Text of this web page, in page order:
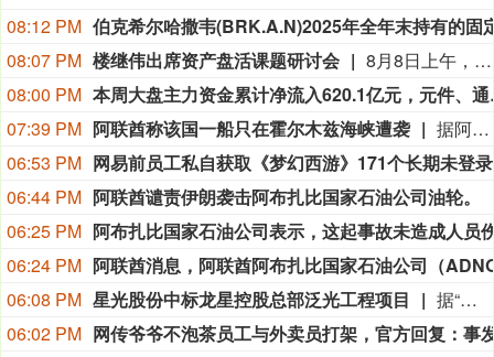
08:12 PM
08:07 PM 楼继伟出席资产盘活课题研讨会
8月8日上午，全球财富管理论坛在京召开“地方国有存量资产盘活进展、难点与策略”课题研讨会，楼继伟出席会议并做总结发言。楼继伟在发言中表示，盘活国有资产既是近期的当务之急，也是一项长期性的战略任务。当前我国GDP平减指数阶段性承压走低，财政维持紧平衡格局的压力持续攀升；我国税收结构以间接税为主体，税收收入增速显著弱于名义GDP增速，财政内生增收动能受限。叠加土地财政收入大幅收缩，地方隐性债务化解、长期限国债常态化发行带来的利息支出刚性上涨，收支两端压力持续凸显。综合多重现实约束来看，国有存量资产盘活并非短期应急手段，而是一项需要常态化、长效化推进的重点工作。（全球财富管理论坛）
08:00 PM
本周大盘主力
07:39 PM 阿联酋称该国一船只在霍尔木兹海峡遭袭
据阿联酋通讯社8月8日报道，阿布扎比国家石油公司证实，该公司一艘船只当天凌晨在通过霍尔木兹海峡时遭导弹袭击。阿布扎比国家石油公司说，袭击未造成人员受伤，目前局面可控。该公司并未提供遭袭船只具体类型、导弹来源以及船只受损情况等更多细节。（新华社）
06:53 PM
06:44 PM 阿联酋谴责伊朗袭击阿布扎比国家石油公司油轮。
06:25 PM
06:24 PM
06:08 PM 星光股份中标龙星控股总部泛光工程项目
据“星光股份”公众号消息，近日，星光股份成功中标龙星控股总部泛光工程项目。
06:02 PM